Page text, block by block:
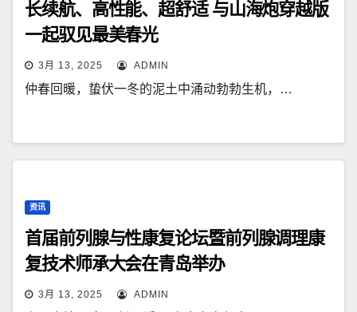
长续航、高性能、超舒适 与山海炮穿越版
一起驭见最美春光
3月 13, 2025 ADMIN
仲春回暖，蛰伏一冬的泥土中涌动勃勃生机，…
资讯
首届前列腺与性康复论坛暨前列腺调理康
复技术师承大会在青岛举办
3月 13, 2025 ADMIN